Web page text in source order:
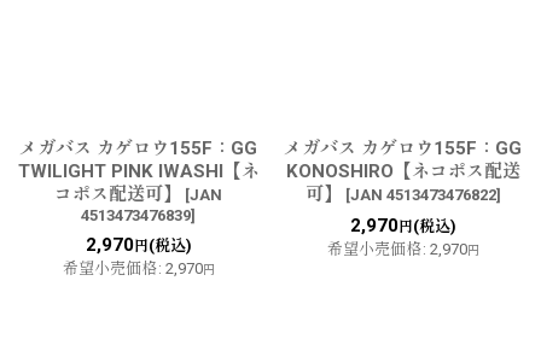
メガバス カゲロウ155F：GG
TWILIGHT PINK IWASHI【ネ
コポス配送可】
[JAN
4513473476839]
2,970円(税込)
希望小売価格: 2,970円
メガバス カゲロウ155F：GG
KONOSHIRO【ネコポス配送
可】
[JAN 4513473476822]
2,970円(税込)
希望小売価格: 2,970円